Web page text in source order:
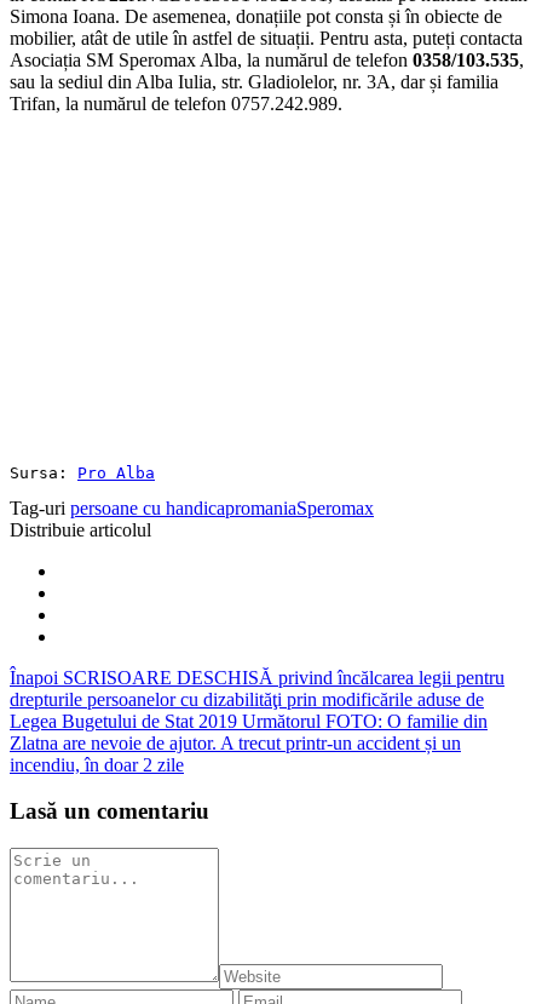
Simona Ioana. De asemenea, donațiile pot consta și în obiecte de
mobilier, atât de utile în astfel de situații. Pentru asta, puteți contacta
Asociația SM Speromax Alba, la numărul de telefon 0358/103.535,
sau la sediul din Alba Iulia, str. Gladiolelor, nr. 3A, dar și familia
Trifan, la numărul de telefon 0757.242.989.
Sursa: Pro Alba
Tag-uri persoane cu handicapromaniaSperomax
Distribuie articolul
Înapoi SCRISOARE DESCHISĂ privind încălcarea legii pentru
drepturile persoanelor cu dizabilităţi prin modificările aduse de
Legea Bugetului de Stat 2019 Următorul FOTO: O familie din
Zlatna are nevoie de ajutor. A trecut printr-un accident și un
incendiu, în doar 2 zile
Lasă un comentariu